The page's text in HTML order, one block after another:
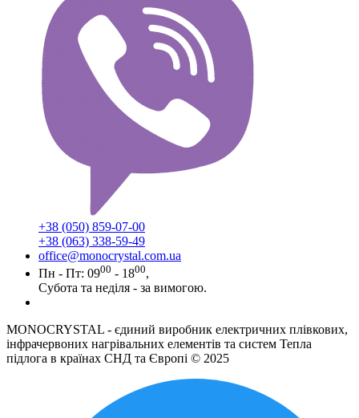
+38 (050) 859-07-00
+38 (063) 338-59-49
office@monocrystal.com.ua
Пн - Пт: 0900 - 1800,
Субота та неділя - за вимогою.
MONOCRYSTAL - єдиний виробник електричних плівкових,
інфрачервоних нагрівальних елементів та систем Тепла
підлога в країнах СНД та Європі © 2025